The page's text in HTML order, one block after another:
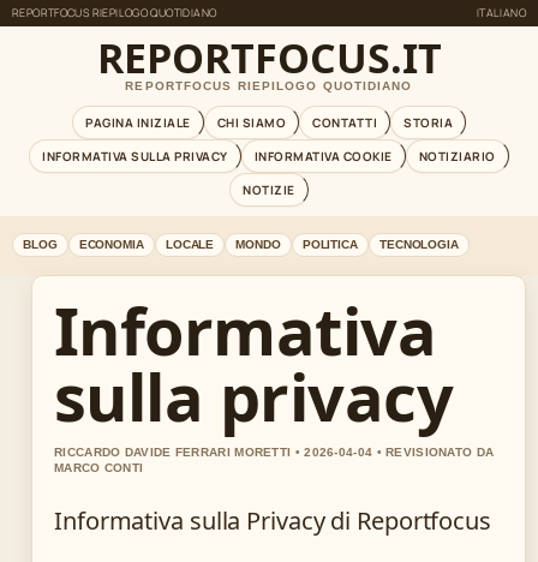
REPORTFOCUS RIEPILOGO QUOTIDIANO ITALIANO
REPORTFOCUS.IT
REPORTFOCUS RIEPILOGO QUOTIDIANO
PAGINA INIZIALE CHI SIAMO CONTATTI
STORIA
INFORMATIVA SULLA PRIVACY
INFORMATIVA COOKIE
NOTIZIARIO
NOTIZIE
BLOG ECONOMIA LOCALE MONDO POLITICA TECNOLOGIA
Informativa
sulla privacy
RICCARDO DAVIDE FERRARI MORETTI • 2026-04-04 • REVISIONATO DA
MARCO CONTI
Informativa sulla Privacy di Reportfocus